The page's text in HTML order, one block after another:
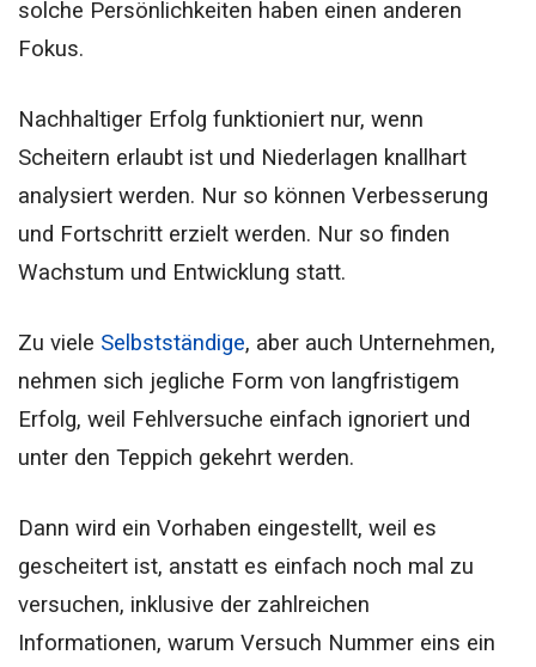
solche Persönlichkeiten haben einen anderen
Fokus.
Nachhaltiger Erfolg funktioniert nur, wenn
Scheitern erlaubt ist und Niederlagen knallhart
analysiert werden. Nur so können Verbesserung
und Fortschritt erzielt werden. Nur so finden
Wachstum und Entwicklung statt.
Zu viele Selbstständige, aber auch Unternehmen,
nehmen sich jegliche Form von langfristigem
Erfolg, weil Fehlversuche einfach ignoriert und
unter den Teppich gekehrt werden.
Dann wird ein Vorhaben eingestellt, weil es
gescheitert ist, anstatt es einfach noch mal zu
versuchen, inklusive der zahlreichen
Informationen, warum Versuch Nummer eins ein